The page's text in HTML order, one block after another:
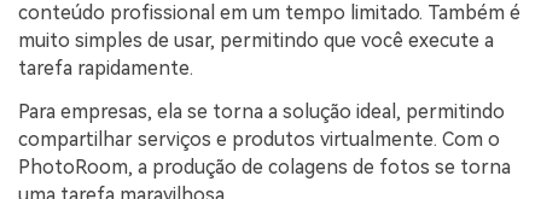
conteúdo profissional em um tempo limitado. Também é
muito simples de usar, permitindo que você execute a
tarefa rapidamente.
Para empresas, ela se torna a solução ideal, permitindo
compartilhar serviços e produtos virtualmente. Com o
PhotoRoom, a produção de colagens de fotos se torna